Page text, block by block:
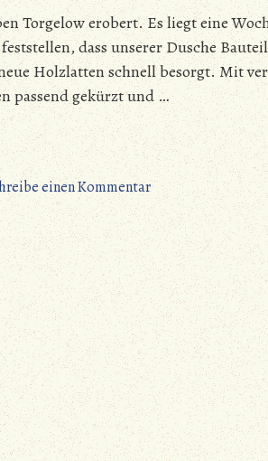
Torgelow erobert. Es liegt eine
dass unserer Dusche
Holzlatten schnell besorgt. Mit
passend gekürzt und …
einen Kommentarzu
Torgelow
–
Erstmal
duschen,
dann
segeln